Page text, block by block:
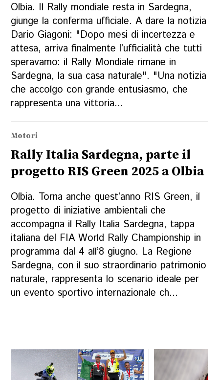
Olbia. Il Rally mondiale resta in Sardegna,
giunge la conferma ufficiale. A dare la notizia
Dario Giagoni: "Dopo mesi di incertezza e
attesa, arriva finalmente l’ufficialità che tutti
speravamo: il Rally Mondiale rimane in
Sardegna, la sua casa naturale". "Una notizia
che accolgo con grande entusiasmo, che
rappresenta una vittoria...
Motori
Rally Italia Sardegna, parte il
progetto RIS Green 2025 a Olbia
Olbia. Torna anche quest’anno RIS Green, il
progetto di iniziative ambientali che
accompagna il Rally Italia Sardegna, tappa
italiana del FIA World Rally Championship in
programma dal 4 all’8 giugno. La Regione
Sardegna, con il suo straordinario patrimonio
naturale, rappresenta lo scenario ideale per
un evento sportivo internazionale ch...